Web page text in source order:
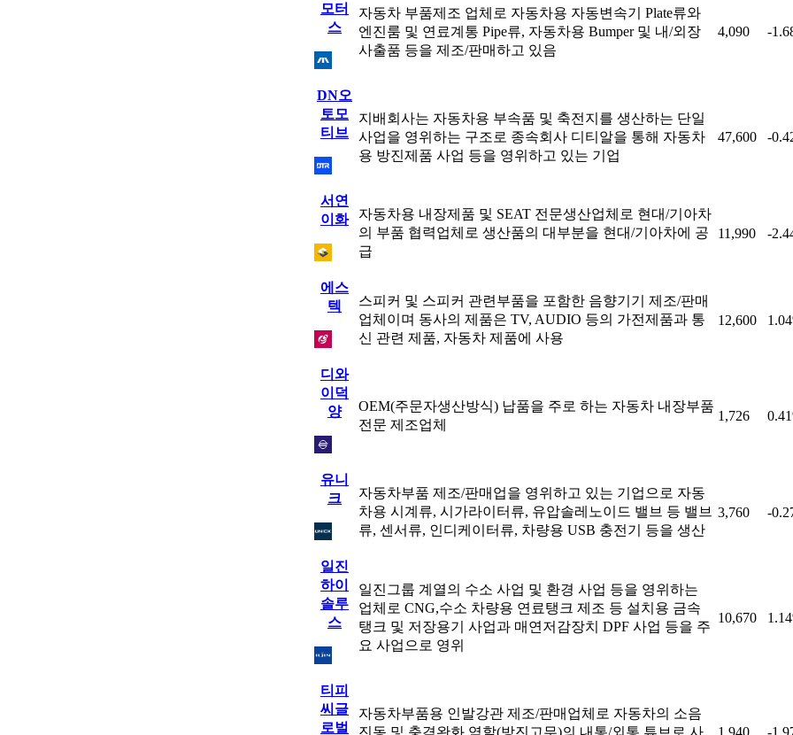
모터
스
자동차 부품제조 업체로 자동차용 자동변속기 Plate류와
엔진룸 및 연료계통 Pipe류, 자동차용 Bumper 및 내/외장
사출품 등을 제조/판매하고 있음
4,090 -
DN오
토모
티브
지배회사는 자동차용 부속품 및 축전지를 생산하는 단일
사업을 영위하는 구조로 종속회사 디티알을 통해 자동차
용 방진제품 사업 등을 영위하고 있는 기업
47,600 -
서연
이화
자동차용 내장제품 및 SEAT 전문생산업체로 현대/기아차
의 부품 협력업체로 생산품의 대부분을 현대/기아차에 공
급
11,990 -
에스
텍
스피커 및 스피커 관련부품을 포함한 음향기기 제조/판매
업체이며 동사의 제품은 TV, AUDIO 등의 가전제품과 통
신 관련 제품, 자동차 제품에 사용
12,600
디와
이덕
양
OEM(주문자생산방식) 납품을 주로 하는 자동차 내장부품
전문 제조업체
1,726
유니
크
자동차부품 제조/판매업을 영위하고 있는 기업으로 자동
차용 시계류, 시가라이터류, 유압솔레노이드 밸브 등 밸브
류, 센서류, 인디케이터류, 차량용 USB 충전기 등을 생산
3,760 -
일진
하이
솔루
스
일진그룹 계열의 수소 사업 및 환경 사업 등을 영위하는
업체로 CNG,수소 차량용 연료탱크 제조 등 설치용 금속
탱크 및 저장용기 사업과 매연저감장치 DPF 사업 등을 주
요 사업으로 영위
10,670
티피
씨글
로벌
자동차부품용 인발강관 제조/판매업체로 자동차의 소음
진동 및 충격완화 역할(방진고무)의 내통/외통 튜브로 사
1,940 -